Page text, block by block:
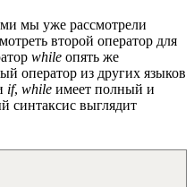
мы уже рассмотрели
второй оператор для
while опять же
оператор из других языков
if, while имеет полный и
синтаксис выглядит